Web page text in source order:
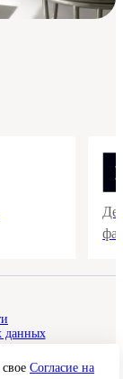
данных
Согласие на